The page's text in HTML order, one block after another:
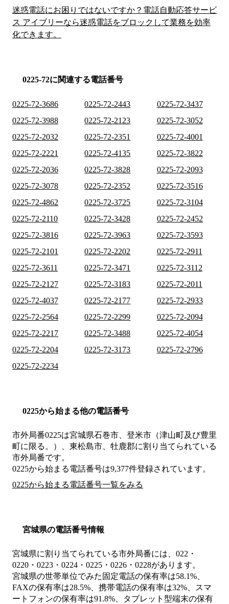
迷惑電話にお困りではないですか？電話自動応答サービ
ス アイブリーなら迷惑電話をブロックして業務を効率
化できます。
0225-72に関連する電話番号
0225-72-3686 0225-72-2443
0225-72-3437
0225-72-3988
0225-72-2123
0225-72-3052
0225-72-2032
0225-72-2351
0225-72-4001
0225-72-2221
0225-72-4135
0225-72-3822
0225-72-2036
0225-72-3828
0225-72-2093
0225-72-3078
0225-72-2352
0225-72-3516
0225-72-4862
0225-72-3725
0225-72-3104
0225-72-2110
0225-72-3428
0225-72-2452
0225-72-3816
0225-72-3963
0225-72-3593
0225-72-2101
0225-72-2202
0225-72-2911
0225-72-3611
0225-72-3471
0225-72-3112
0225-72-2127
0225-72-3183
0225-72-2011
0225-72-4037
0225-72-2177
0225-72-2933
0225-72-2564
0225-72-2299
0225-72-2094
0225-72-2217
0225-72-3488
0225-72-4054
0225-72-2204
0225-72-3173
0225-72-2796
0225-72-2234
0225から始まる他の電話番号
市外局番0225は宮城県石巻市、登米市（津山町及び豊里
町に限る。）、東松島市、牡鹿郡に割り当てられている
市外局番です。
0225から始まる電話番号は9,377件登録されています。
0225から始まる電話番号一覧をみる
宮城県の電話番号情報
宮城県に割り当てられている市外局番には、022・
0220・0223・0224・0225・0226・0228があります。
宮城県の世帯単位でみた固定電話の保有率は58.1%、
FAXの保有率は28.5%、携帯電話の保有率は32%、スマ
ートフォンの保有率は91.8%、タブレット型端末の保有